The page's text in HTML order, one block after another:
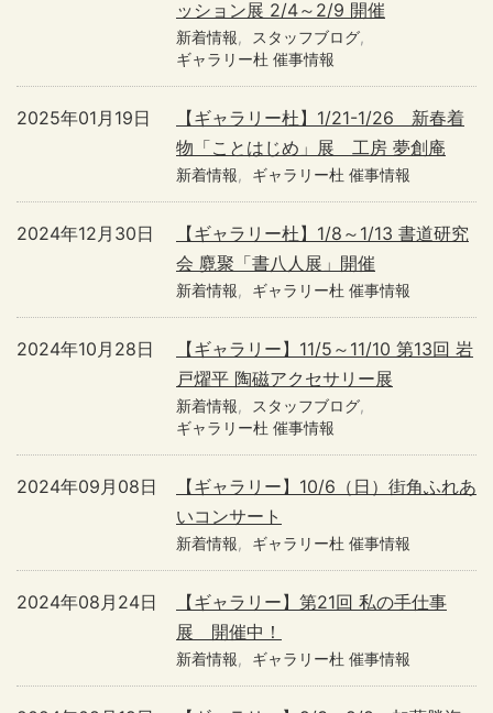
ッション展 2/4～2/9 開催
新着情報
スタッフブログ
ギャラリー杜 催事情報
【ギャラリー杜】1/21-1/26 新春着
物「ことはじめ」展 工房 夢創庵
2025年01月19日
新着情報 ギャラリー杜 催事情報
【ギャラリー杜】1/8～1/13 書道研究
会 麑聚「書八人展」開催
2024年12月30日
新着情報 ギャラリー杜 催事情報
【ギャラリー】11/5～11/10 第13回 岩
戸燿平 陶磁アクセサリー展
2024年10月28日
新着情報
スタッフブログ
ギャラリー杜 催事情報
【ギャラリー】10/6（日）街角ふれあ
いコンサート
2024年09月08日
新着情報 ギャラリー杜 催事情報
【ギャラリー】第21回 私の手仕事
展 開催中！
2024年08月24日
新着情報 ギャラリー杜 催事情報